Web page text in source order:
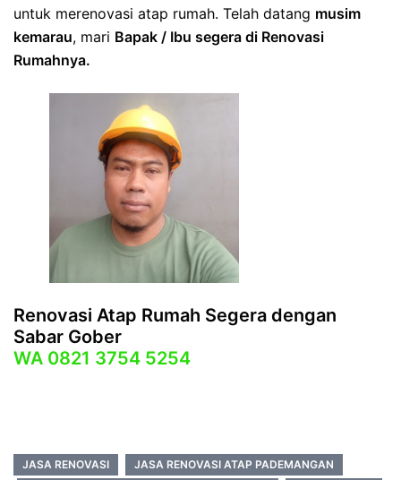
untuk merenovasi atap rumah. Telah datang musim
kemarau, mari Bapak / Ibu segera di Renovasi
Rumahnya.
Renovasi Atap Rumah Segera dengan
Sabar Gober
WA 0821 3754 5254
JASA RENOVASI
JASA RENOVASI ATAP PADEMANGAN